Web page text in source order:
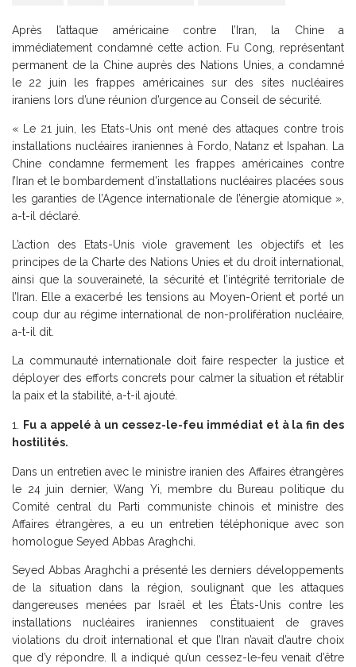
Après l’attaque américaine contre l’Iran, la Chine a
immédiatement condamné cette action. Fu Cong, représentant
permanent de la Chine auprès des Nations Unies, a condamné
le 22 juin les frappes américaines sur des sites nucléaires
iraniens lors d’une réunion d’urgence au Conseil de sécurité.
« Le 21 juin, les Etats-Unis ont mené des attaques contre trois
installations nucléaires iraniennes à Fordo, Natanz et Ispahan. La
Chine condamne fermement les frappes américaines contre
I’Iran et le bombardement d’installations nucléaires placées sous
les garanties de l’Agence internationale de l’énergie atomique »,
a-t-il déclaré.
L’action des Etats-Unis viole gravement les objectifs et les
principes de la Charte des Nations Unies et du droit international,
ainsi que la souveraineté, la sécurité et l’intégrité territoriale de
l’Iran. Elle a exacerbé les tensions au Moyen-Orient et porté un
coup dur au régime international de non-prolifération nucléaire,
a-t-il dit.
La communauté internationale doit faire respecter la justice et
déployer des efforts concrets pour calmer la situation et rétablir
la paix et la stabilité, a-t-il ajouté.
Fu a appelé à un cessez-le-feu immédiat et à la fin des
hostilités.
Dans un entretien avec le ministre iranien des Affaires étrangères
le 24 juin dernier, Wang Yi, membre du Bureau politique du
Comité central du Parti communiste chinois et ministre des
Affaires étrangères, a eu un entretien téléphonique avec son
homologue Seyed Abbas Araghchi.
Seyed Abbas Araghchi a présenté les derniers développements
de la situation dans la région, soulignant que les attaques
dangereuses menées par Israël et les États-Unis contre les
installations nucléaires iraniennes constituaient de graves
violations du droit international et que l’Iran n’avait d’autre choix
que d’y répondre. Il a indiqué qu’un cessez-le-feu venait d’être